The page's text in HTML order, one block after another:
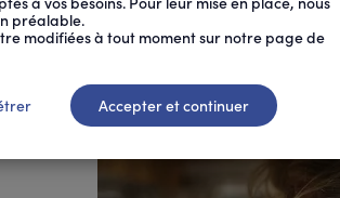
préalable.
modifiées à tout moment sur notre page de
Accepter et continuer